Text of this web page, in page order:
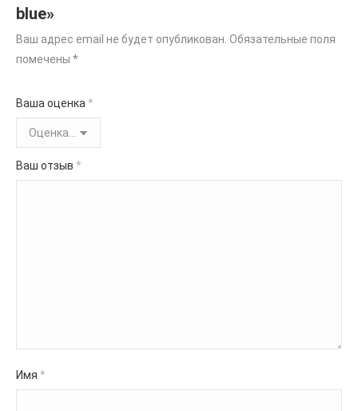
blue»
Ваш адрес email не будет опубликован. Обязательные поля
помечены *
Ваша оценка *
Ваш отзыв *
Имя *